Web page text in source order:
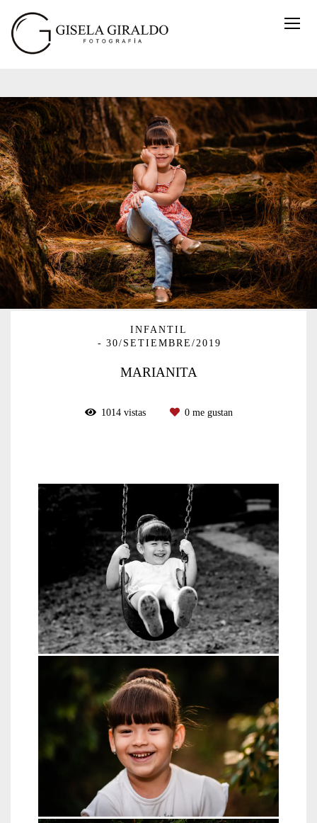
INFANTIL
30/SETIEMBRE/2019
MARIANITA
1014vistas 0me gustan